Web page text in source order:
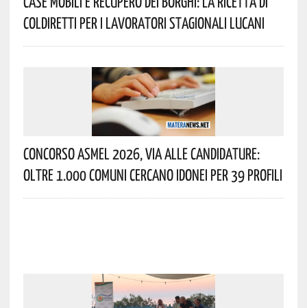
Coldiretti Per I Lavoratori Stagionali Lucani
Concorso Asmel 2026, Via Alle Candidature:
Oltre 1.000 Comuni Cercano Idonei Per 39 Profili